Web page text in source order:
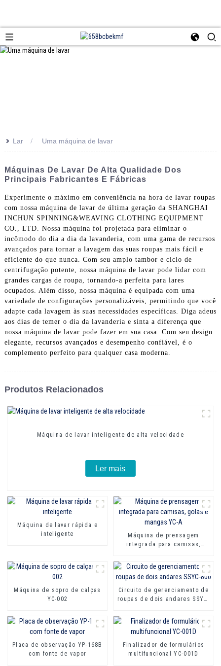
>> Lar Uma máquina de lavar
Máquinas De Lavar De Alta Qualidade Dos
Principais Fabricantes E Fábricas
Experimente o máximo em conveniência na hora de lavar roupas
com nossa máquina de lavar de última geração da SHANGHAI
INCHUN SPINNING&WEAVING CLOTHING EQUIPMENT
CO., LTD. Nossa máquina foi projetada para eliminar o
incômodo do dia a dia da lavanderia, com uma gama de recursos
avançados para tornar a lavagem das suas roupas mais fácil e
eficiente do que nunca. Com seu amplo tambor e ciclo de
centrifugação potente, nossa máquina de lavar pode lidar com
grandes cargas de roupa, tornando-a perfeita para lares
ocupados. Além disso, nossa máquina é equipada com uma
variedade de configurações personalizáveis, permitindo que você
adapte cada lavagem às suas necessidades específicas. Diga adeus
aos dias de temer o dia da lavanderia e sinta a diferença que
nossa máquina de lavar pode fazer em sua casa. Com seu design
elegante, recursos avançados e desempenho confiável, é o
complemento perfeito para qualquer casa moderna.
Produtos Relacionados
Máquina de lavar inteligente de alta velocidade
Ler mais
Máquina de lavar rápida e
inteligente
Máquina de prensagem
integrada para camisas,
Máquina de sopro de calças
YC-002
Circuito de gerenciamento de
roupas de dois andares SSYC-
Placa de observação YP-168B
com fonte de vapor
Finalizador de formulários
multifuncional YC-001D